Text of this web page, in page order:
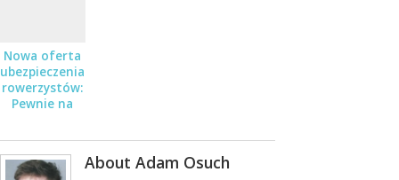
Nowa oferta
ubezpieczenia
rowerzystów:
Pewnie na
About Adam Osuch